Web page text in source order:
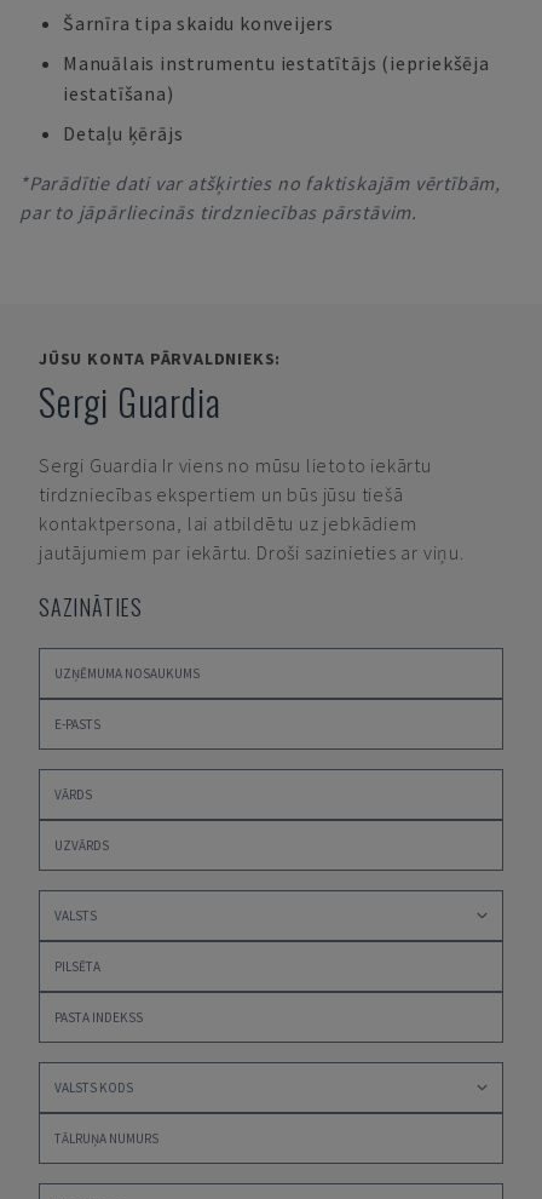
Šarnīra tipa skaidu konveijers
Manuālais instrumentu iestatītājs (iepriekšēja
iestatīšana)
Detaļu ķērājs
*Parādītie dati var atšķirties no faktiskajām vērtībām,
par to jāpārliecinās tirdzniecības pārstāvim.
JŪSU KONTA PĀRVALDNIEKS:
Sergi Guardia
Sergi Guardia Ir viens no mūsu lietoto iekārtu
tirdzniecības ekspertiem un būs jūsu tiešā
kontaktpersona, lai atbildētu uz jebkādiem
jautājumiem par iekārtu. Droši sazinieties ar viņu.
SAZINĀTIES